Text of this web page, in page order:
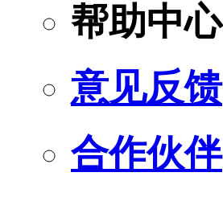
帮助中心
意见反馈
合作伙伴